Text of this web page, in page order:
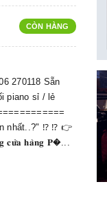
CÒN HÀNG
270118 Sẵn
piano sỉ / lẻ
nhất..?" ⁉️ ⁉️ 👉
𝐜𝐮̛̉𝐚 𝐡𝐚̀𝐧𝐠 𝐏�...